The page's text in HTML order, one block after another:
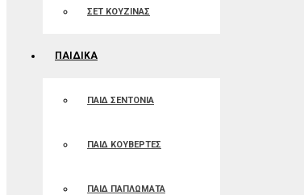
ΣΕΤ ΚΟΥΖΙΝΑΣ
ΠΑΙΔΙΚΑ
ΠΑΙΔ ΣΕΝΤΟΝΙΑ
ΠΑΙΔ ΚΟΥΒΕΡΤΕΣ
ΠΑΙΔ ΠΑΠΛΩΜΑΤΑ